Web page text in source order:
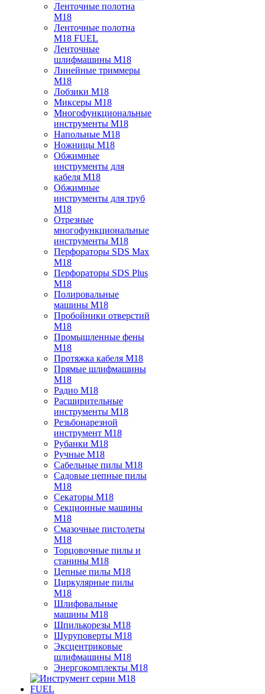
Ленточные полотна
M18
Ленточные полотна
M18 FUEL
Ленточные
шлифмашины M18
Линейные триммеры
M18
Лобзики M18
Миксеры M18
Многофункциональные
инструменты M18
Напольные M18
Ножницы M18
Обжимные
инструменты для
кабеля M18
Обжимные
инструменты для труб
M18
Отрезные
многофункциональные
инструменты M18
Перфораторы SDS Max
M18
Перфораторы SDS Plus
M18
Полировальные
машины M18
Пробойники отверстий
M18
Промышленные фены
M18
Протяжка кабеля M18
Прямые шлифмашины
M18
Радио M18
Расширительные
инструменты M18
Резьбонарезной
инструмент M18
Рубанки M18
Ручные M18
Сабельные пилы M18
Садовые цепные пилы
M18
Секаторы M18
Секционные машины
M18
Смазочные пистолеты
M18
Торцовочные пилы и
станины M18
Цепные пилы M18
Циркулярные пилы
M18
Шлифовальные
машины M18
Шпилькорезы M18
Шуруповерты M18
Эксцентриковые
шлифмашины M18
Энергокомплекты M18